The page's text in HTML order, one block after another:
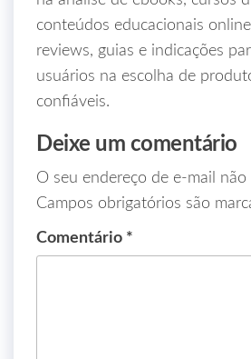
conteúdos educacionais
reviews, guias e indicações
usuários na escolha de
confiáveis.
Deixe um comentário
O seu endereço de e-mail não
Campos obrigatórios são
Comentário *